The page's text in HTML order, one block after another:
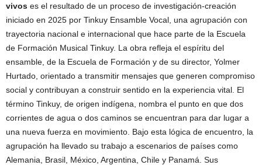
vivos es el resultado de un proceso de investigación-creación
iniciado en 2025 por Tinkuy Ensamble Vocal, una agrupación con
trayectoria nacional e internacional que hace parte de la Escuela
de Formación Musical Tinkuy. La obra refleja el espíritu del
ensamble, de la Escuela de Formación y de su director, Yolmer
Hurtado, orientado a transmitir mensajes que generen compromiso
social y contribuyan a construir sentido en la experiencia vital. El
término Tinkuy, de origen indígena, nombra el punto en que dos
corrientes de agua o dos caminos se encuentran para dar lugar a
una nueva fuerza en movimiento. Bajo esta lógica de encuentro, la
agrupación ha llevado su trabajo a escenarios de países como
Alemania, Brasil, México, Argentina, Chile y Panamá. Sus